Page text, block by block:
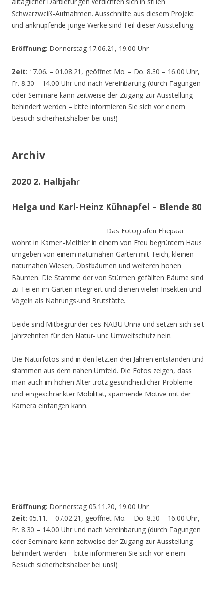
Schwarzweiß-Aufnahmen. Ausschnitte aus diesem Projekt
und anknüpfende junge Werke sind Teil dieser Ausstellung.
Eröffnung: Donnerstag 17.06.21, 19.00 Uhr
Zeit: 17.06. – 01.08.21, geöffnet Mo. – Do. 8.30 – 16.00 Uhr,
Fr. 8.30 – 14.00 Uhr und nach Vereinbarung (durch Tagungen
oder Seminare kann zeitweise der Zugang zur Ausstellung
behindert werden – bitte informieren Sie sich vor einem
Besuch sicherheitshalber bei uns!)
Archiv
2020 2. Halbjahr
Helga und Karl-Heinz Kühnapfel – Blende 80
Das Fotografen Ehepaar
wohnt in Kamen-Methler in einem von Efeu begrüntem Haus
umgeben von einem naturnahen Garten mit Teich, kleinen
naturnahen Wiesen, Obstbäumen und weiteren hohen
Bäumen. Die Stämme der von Stürmen gefällten Bäume sind
zu Teilen im Garten integriert und dienen vielen Insekten und
Vögeln als Nahrungs-und Brutstätte.
Beide sind Mitbegründer des NABU Unna und setzen sich seit
Jahrzehnten für den Natur- und Umweltschutz nein.
Die Naturfotos sind in den letzten drei Jahren entstanden und
stammen aus dem nahen Umfeld. Die Fotos zeigen, dass
man auch im hohen Alter trotz gesundheitlicher Probleme
und eingeschränkter Mobilität, spannende Motive mit der
Kamera einfangen kann.
Eröffnung: Donnerstag 05.11.20, 19.00 Uhr
Zeit: 05.11. – 07.02.21, geöffnet Mo. – Do. 8.30 – 16.00 Uhr,
Fr. 8.30 – 14.00 Uhr und nach Vereinbarung (durch Tagungen
oder Seminare kann zeitweise der Zugang zur Ausstellung
behindert werden – bitte informieren Sie sich vor einem
Besuch sicherheitshalber bei uns!)